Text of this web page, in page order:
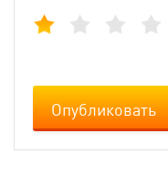
Опубликовать